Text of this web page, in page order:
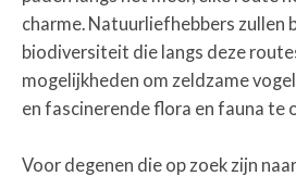
charme. Natuurliefhebbers zullen
biodiversiteit die langs deze
mogelijkheden om zeldzame
en fascinerende flora en fauna te
Voor degenen die op zoek zijn